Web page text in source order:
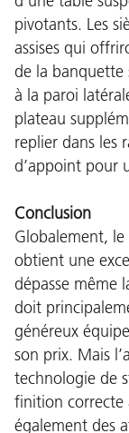
pivotants. Les
assises qui
de la banquette
à la paroi
plateau
replier dans les
d’appoint pour
Conclusion
Globalement, le
obtient une
dépasse même
doit
généreux
son prix. Mais
technologie de
finition correcte
également des